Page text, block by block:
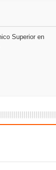
cinco
Moody's
Superior en